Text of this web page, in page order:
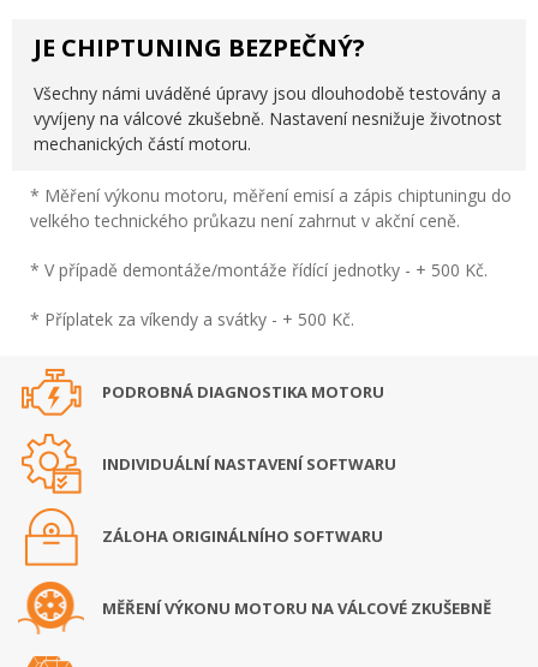
JE CHIPTUNING BEZPEČNÝ?
Všechny námi uváděné úpravy jsou dlouhodobě testovány a
vyvíjeny na válcové zkušebně. Nastavení nesnižuje životnost
mechanických částí motoru.
* Měření výkonu motoru, měření emisí a zápis chiptuningu do
velkého technického průkazu není zahrnut v akční ceně.
* V případě demontáže/montáže řídící jednotky - + 500 Kč.
* Příplatek za víkendy a svátky - + 500 Kč.
PODROBNÁ DIAGNOSTIKA MOTORU
INDIVIDUÁLNÍ NASTAVENÍ SOFTWARU
ZÁLOHA ORIGINÁLNÍHO SOFTWARU
MĚŘENÍ VÝKONU MOTORU NA VÁLCOVÉ ZKUŠEBNĚ